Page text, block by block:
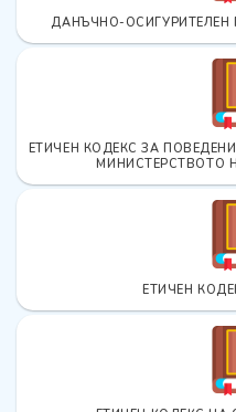
ДАНЪЧНО-ОСИГУРИТЕЛЕН
ЕТИЧЕН КОДЕКС ЗА
МИНИСТЕРСТВОТО
ЕТИЧЕН